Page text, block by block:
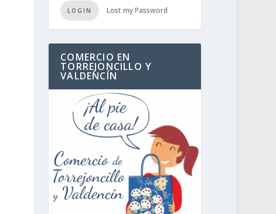
LOGIN Lost my Password
COMERCIO EN
TORREJONCILLO Y
VALDENCÍN